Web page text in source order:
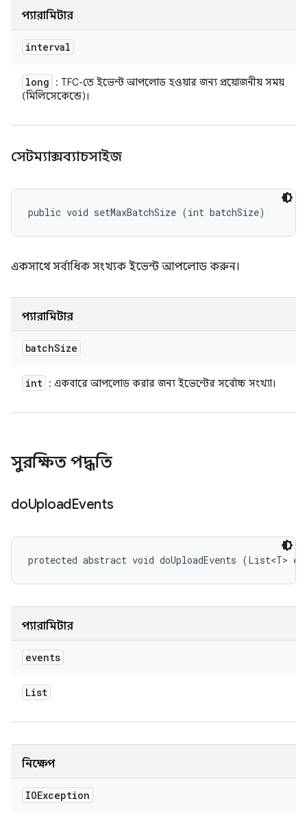
প্যারামিটার
interval
long
: TFC-তে ইভেন্ট আপলোড হওয়ার জন্য প্রয়োজনীয় সময়
(মিলিসেকেন্ডে)।
সেটম্যাক্সব্যাচসাইজ
public void setMaxBatchSize (int batchSize)
একসাথে সর্বাধিক সংখ্যক ইভেন্ট আপলোড করুন।
প্যারামিটার
batchSize
int : একবারে আপলোড করার জন্য ইভেন্টের সর্বোচ্চ সংখ্যা।
সুরক্ষিত পদ্ধতি
doUploadEvents
protected abstract void doUploadEvents (List<T>
প্যারামিটার
events
List
নিক্ষেপ
IOException